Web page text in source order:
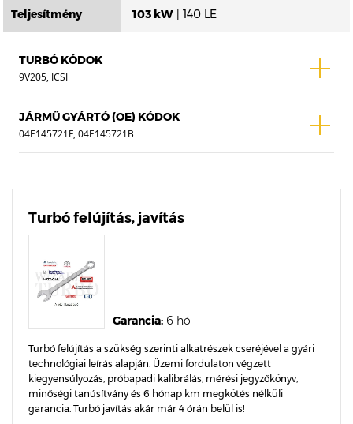
Teljesítmény 103 kW | 140 LE
TURBÓ KÓDOK
9V205, ICSI
JÁRMŰ GYÁRTÓ (OE) KÓDOK
04E145721F, 04E145721B
Turbó felújítás, javítás
Garancia: 6 hó
Turbó felújítás a szükség szerinti alkatrészek cseréjével a gyári
technológiai leírás alapján. Üzemi fordulaton végzett
kiegyensúlyozás, próbapadi kalibrálás, mérési jegyzőkönyv,
minőségi tanúsítvány és 6 hónap km megkötés nélküli
garancia. Turbó javítás akár már 4 órán belül is!